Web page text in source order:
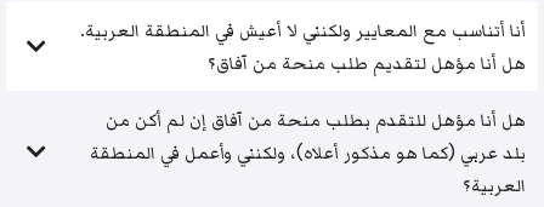
أنا أتناسب مع المعايير ولكنني لا أعيش في المنطقة العربية.
هل أنا مؤهل لتقديم طلب منحة من آفاق؟
هل أنا مؤهل للتقدم بطلب منحة من آفاق إن لم أكن من
بلد عربي (كما هو مذكور أعلاه)، ولكنني وأعمل في المنطقة
العربية؟